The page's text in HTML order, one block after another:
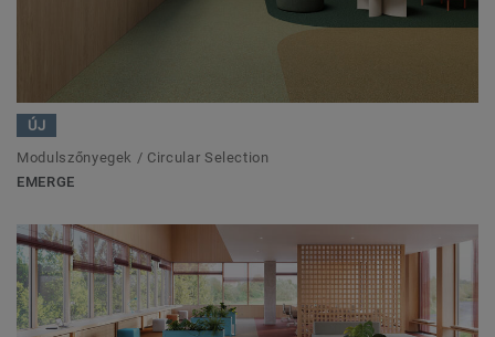
ÚJ
Modulszőnyegek / Circular Selection
EMERGE